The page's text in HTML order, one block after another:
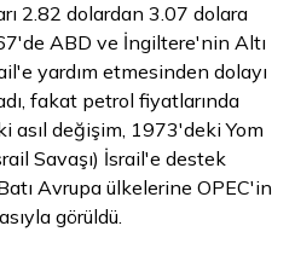
2.82 dolardan 3.07 dolara
ABD ve İngiltere'nin Altı
yardım etmesinden dolayı
fakat petrol fiyatlarında
asıl değişim, 1973'deki Yom
Savaşı) İsrail'e destek
Avrupa ülkelerine OPEC'in
görüldü.